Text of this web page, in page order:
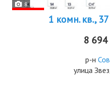
8
1 комн. кв.,
8
р-н
улица